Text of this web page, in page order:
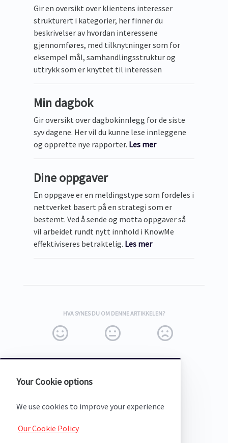
Your Cookie options
We use cookies to improve your experience
Our Cookie Policy
Gir en oversikt over klientens interesser
strukturert i kategorier, her finner du
beskrivelser av hvordan interessene
gjennomføres, med tilknytninger som for
eksempel mål, samhandlingsstruktur og
uttrykk som er knyttet til interessen
Min dagbok
Gir oversikt over dagbokinnlegg for de siste
syv dagene. Her vil du kunne lese innleggene
og opprette nye rapporter. Les mer
Dine oppgaver
En oppgave er en meldingstype som fordeles i
nettverket basert på en strategi som er
bestemt. Ved å sende og motta oppgaver så
vil arbeidet rundt nytt innhold i KnowMe
effektiviseres betraktelig. Les mer
HVA SYNES DU OM DENNE ARTIKKELEN?